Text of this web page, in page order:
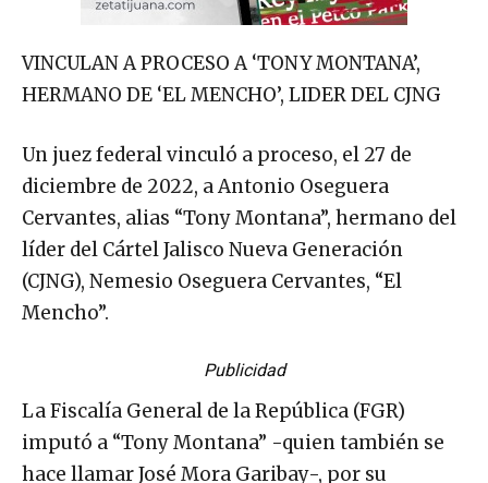
VINCULAN A PROCESO A ‘TONY MONTANA’,
HERMANO DE ‘EL MENCHO’, LIDER DEL CJNG
Un juez federal vinculó a proceso, el 27 de
diciembre de 2022, a Antonio Oseguera
Cervantes, alias “Tony Montana”, hermano del
líder del Cártel Jalisco Nueva Generación
(CJNG), Nemesio Oseguera Cervantes, “El
Mencho”.
Publicidad
La Fiscalía General de la República (FGR)
imputó a “Tony Montana” -quien también se
hace llamar José Mora Garibay-, por su